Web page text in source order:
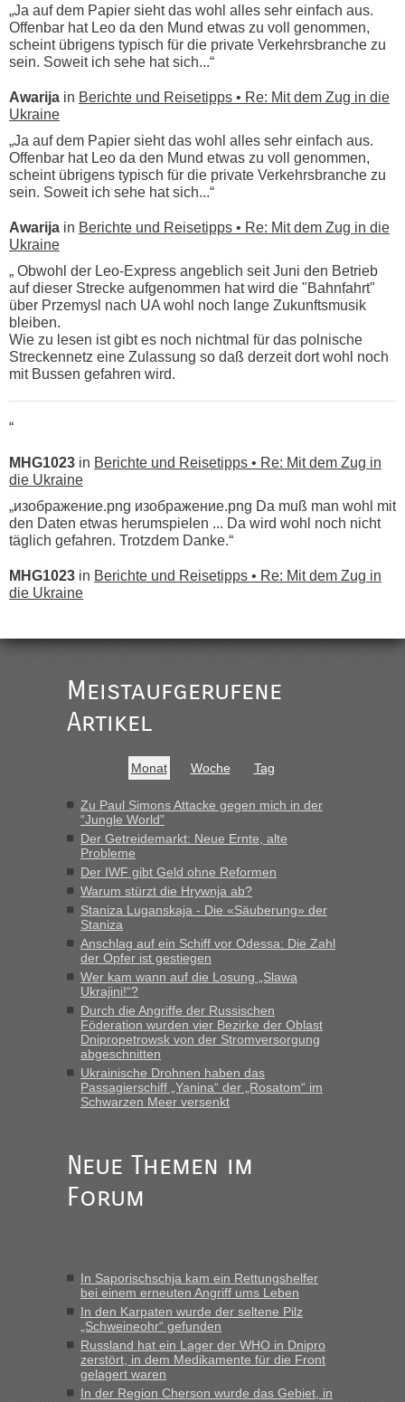
„Ja auf dem Papier sieht das wohl alles sehr einfach aus.
Offenbar hat Leo da den Mund etwas zu voll genommen,
scheint übrigens typisch für die private Verkehrsbranche zu
sein. Soweit ich sehe hat sich...“
Awarija in Berichte und Reisetipps • Re: Mit dem Zug in die
Ukraine
„Ja auf dem Papier sieht das wohl alles sehr einfach aus.
Offenbar hat Leo da den Mund etwas zu voll genommen,
scheint übrigens typisch für die private Verkehrsbranche zu
sein. Soweit ich sehe hat sich...“
Awarija in Berichte und Reisetipps • Re: Mit dem Zug in die
Ukraine
„ Obwohl der Leo-Express angeblich seit Juni den Betrieb
auf dieser Strecke aufgenommen hat wird die "Bahnfahrt"
über Przemysl nach UA wohl noch lange Zukunftsmusik
bleiben.
Wie zu lesen ist gibt es noch nichtmal für das polnische
Streckennetz eine Zulassung so daß derzeit dort wohl noch
mit Bussen gefahren wird.
“
MHG1023 in Berichte und Reisetipps • Re: Mit dem Zug in
die Ukraine
„изображение.png изображение.png Da muß man wohl mit
den Daten etwas herumspielen ... Da wird wohl noch nicht
täglich gefahren. Trotzdem Danke.“
MHG1023 in Berichte und Reisetipps • Re: Mit dem Zug in
die Ukraine
Ist korrekt, aber ich finde man hätte trotzdem im Text gleich
darauf hinweisen können.
War aber nicht "böse" gemeint ...
buchbar - warum auch immer ...
Hab´s versucht - bekomme aber immer angezeigt "auf dieser
Strecke fahren wir nicht"
MHG1023 inBerichte und Reisetipps • Re: Mit dem Zug in
die Ukraine
„Man sollte aber explizit dazu schreiben, daß es ein Zug von
LeoExpress ist - und nur auf deren Webseite kann man die
Fahrkarten kaufen. Zumindest ist es die erste Umsteigefreie
Verbindung von Deutschland...“
Recht, Visa und Dokumente • Re: Deklaration
gebrauchter Kleidung beim Zoll
„Vielen Dank, mit einem Briefchen meiner Frau im Gepäck
gab es keine Probleme“
fast 11 Milliarden aufgedeckt
„Am besten wäre natürlich, wenn die Frau mit dabei ist.
Alleinreisende Männer stehen schließlich immer unter
Milliarden aufgedeckt
„Kein Zoll. Du musst an sich nur sagen dass das privat ist
und du nicht damit handeln willst. So lange das nicht
Originalverpackt ist und ersichlich das nicht neu sollte es
keine Probleme geben“
Recht, Visa und Dokumente • Deklaration
Meistaufgerufene
Artikel
Monat Woche Tag
Zu Paul Simons Attacke gegen mich in der
“Jungle World”
Der Getreidemarkt: Neue Ernte, alte
Probleme
Der IWF gibt Geld ohne Reformen
Warum stürzt die Hrywnja ab?
Staniza Luganskaja - Die «Säuberung» der
Staniza
Anschlag auf ein Schiff vor Odessa: Die Zahl
der Opfer ist gestiegen
Wer kam wann auf die Losung „Slawa
Ukrajini!“?
Durch die Angriffe der Russischen
Föderation wurden vier Bezirke der Oblast
Dnipropetrowsk von der Stromversorgung
abgeschnitten
Ukrainische Drohnen haben das
Passagierschiff „Yanina“ der „Rosatom“ im
Schwarzen Meer versenkt
Neue Themen im
Forum
In Saporischschja kam ein Rettungshelfer
bei einem erneuten Angriff ums Leben
In den Karpaten wurde der seltene Pilz
„Schweineohr“ gefunden
Russland hat ein Lager der WHO in Dnipro
zerstört, in dem Medikamente für die Front
gelagert waren
In der Region Cherson wurde das Gebiet, in